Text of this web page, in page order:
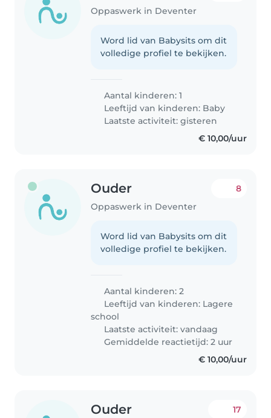
Oppaswerk in Deventer
Word lid van Babysits om dit
volledige profiel te bekijken.
Aantal kinderen: 1
Leeftijd van kinderen: Baby
Laatste activiteit: gisteren
€ 10,00/uur
Ouder
Oppaswerk in Deventer
8
Word lid van Babysits om dit
volledige profiel te bekijken.
Aantal kinderen: 2
Leeftijd van kinderen: Lagere
school
Laatste activiteit: vandaag
Gemiddelde reactietijd: 2 uur
€ 10,00/uur
Ouder 17